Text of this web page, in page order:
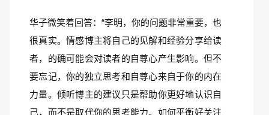
华子微笑着回答：“李明，你的问题非常重要，也
很真实。情感博主将自己的见解和经验分享给读
者，的确可能会对读者的自尊心产生影响。但不
要忘记，你的独立思考和自尊心来自于你的内在
力量。倾听博主的建议只是帮助你更好地认识自
己，而不是取代你的思考能力。如何平衡好关注